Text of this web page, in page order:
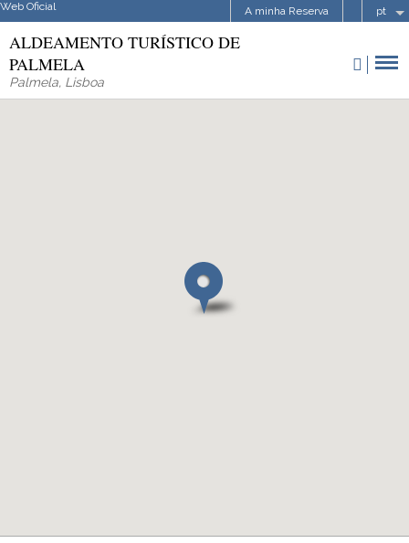
Web Oficial A minha Reserva pt
ALDEAMENTO TURÍSTICO DE
PALMELA
Palmela, Lisboa